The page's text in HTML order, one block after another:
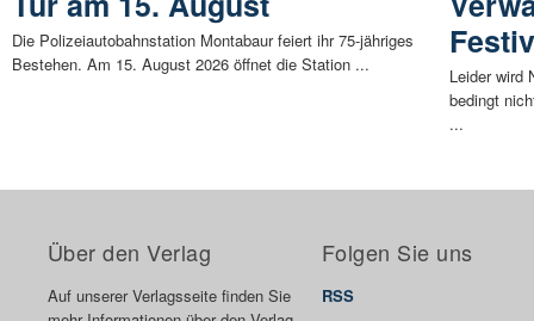
Die Polizeiautobahnstation Montabaur feiert ihr 75-jähriges
Bestehen. Am 15. August 2026 öffnet die Station ...
Leider wird
bedingt
...
Über den Verlag
Auf unserer Verlagsseite finden Sie
Folgen Sie uns
RSS